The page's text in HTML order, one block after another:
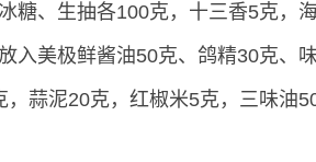
糖、生抽各100克，十三香5克，
入美极鲜酱油50克、鸽精30克、
蒜泥20克，红椒米5克，三味油50